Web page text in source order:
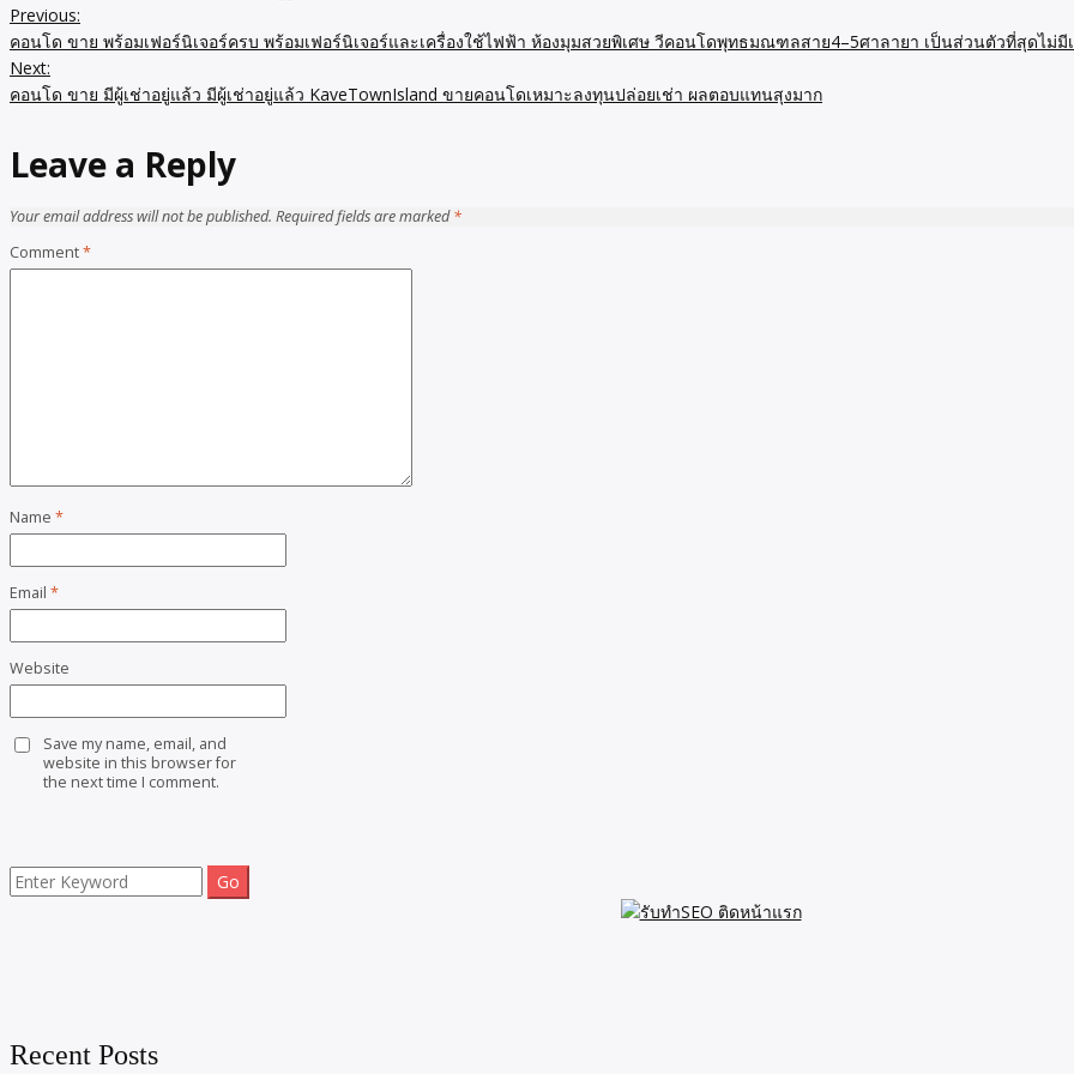
Post
navigation
Previous:
คอนโด ขาย พร้อมเฟอร์นิเจอร์ครบ พร้อมเฟอร์นิเจอร์และเครื่องใช้ไฟฟ้า ห้องมุมสวยพิเศษ วีคอนโดพุทธมณฑลสาย4–5ศาลายา เป็นส่วนตัวที่สุดไม่มี
Next:
คอนโด ขาย มีผู้เช่าอยู่แล้ว มีผู้เช่าอยู่แล้ว KaveTownIsland ขายคอนโดเหมาะลงทุนปล่อยเช่า ผลตอบแทนสุงมาก
Leave a Reply
Your email address will not be published. Required fields are marked*
Comment*
Name *
Email *
Website
Save my name, email, and
website in this browser for
the next time I comment.
Search
for:
Recent Posts